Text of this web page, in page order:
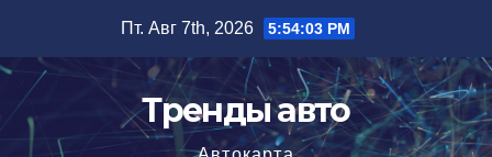
содержимому
Пт. Авг 7th, 2026 5:54:04 PM
Тренды авто